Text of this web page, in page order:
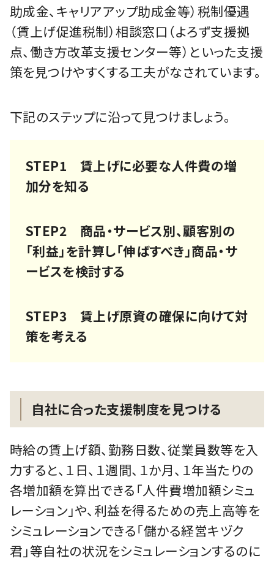
助成金、キャリアアップ助成金等）税制優遇
（賃上げ促進税制）相談窓口（よろず支援拠
点、働き方改革支援センター等）といった支援
策を見つけやすくする工夫がなされています。
下記のステップに沿って見つけましょう。
STEP1 賃上げに必要な人件費の増
加分を知る
STEP2 商品・サービス別、顧客別の
「利益」を計算し「伸ばすべき」商品・サ
ービスを検討する
STEP3 賃上げ原資の確保に向けて対
策を考える
自社に合った支援制度を見つける
時給の賃上げ額、勤務日数、従業員数等を入
力すると、１日、１週間、１か月、１年当たりの
各増加額を算出できる「人件費増加額シミュ
レーション」や、利益を得るための売上高等を
シミュレーションできる「儲かる経営キヅク
君」等自社の状況をシミュレーションするのに